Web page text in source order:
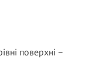
поверхні –